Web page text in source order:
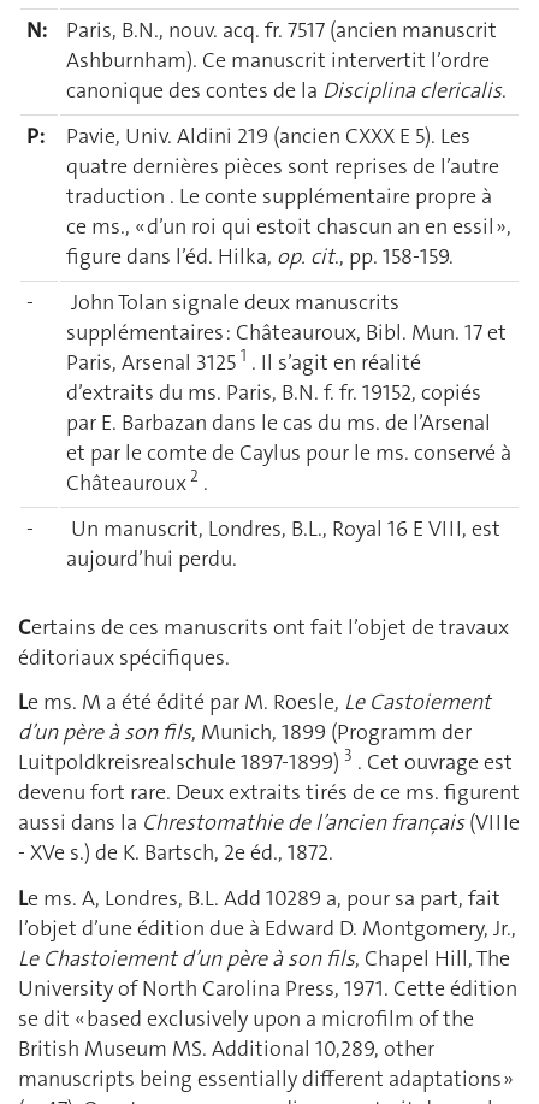
N:
Paris, B.N., nouv. acq. fr. 7517 (ancien manuscrit
Ashburnham). Ce manuscrit intervertit l’ordre
canonique des contes de la Disciplina clericalis.
P:
Pavie, Univ. Aldini 219 (ancien CXXX E 5). Les
quatre dernières pièces sont reprises de l’autre
traduction . Le conte supplémentaire propre à
ce ms., « d’un roi qui estoit chascun an en essil »,
figure dans l’éd. Hilka, op. cit., pp. 158-159.
-
John Tolan signale deux manuscrits
supplémentaires : Châteauroux, Bibl. Mun. 17 et
Paris, Arsenal 3125 1 . Il s’agit en réalité
d’extraits du ms. Paris, B.N. f. fr. 19152, copiés
par E. Barbazan dans le cas du ms. de l’Arsenal
et par le comte de Caylus pour le ms. conservé à
Châteauroux 2 .
-
Un manuscrit, Londres, B.L., Royal 16 E VIII, est
aujourd’hui perdu.
Certains de ces manuscrits ont fait l’objet de travaux
éditoriaux spécifiques.
Le ms. M a été édité par M. Roesle, Le Castoiement
d’un père à son fils, Munich, 1899 (Programm der
Luitpoldkreisrealschule 1897-1899) 3 . Cet ouvrage est
devenu fort rare. Deux extraits tirés de ce ms. figurent
aussi dans la Chrestomathie de l’ancien français(VIIIe
- XVe s.) de K. Bartsch, 2e éd., 1872.
Le ms. A, Londres, B.L. Add 10289 a, pour sa part, fait
l’objet d’une édition due à Edward D. Montgomery, Jr.,
Le Chastoiement d’un père à son fils, Chapel Hill, The
University of North Carolina Press, 1971. Cette édition
se dit « based exclusively upon a microfilm of the
British Museum MS. Additional 10,289, other
manuscripts being essentially different adaptations »